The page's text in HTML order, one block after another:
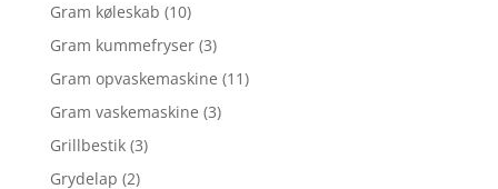
Gram køleskab (10)
Gram kummefryser (3)
Gram opvaskemaskine (11)
Gram vaskemaskine (3)
Grillbestik (3)
Grydelap (2)